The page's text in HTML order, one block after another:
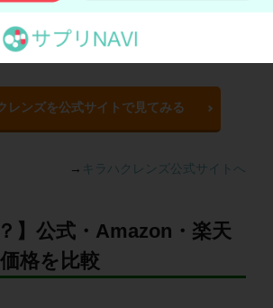
100円で試してみる！
レンズを公式サイトで見てみる
→ キラハクレンズ公式サイトへ
】公式・Amazon・楽天
格を比較